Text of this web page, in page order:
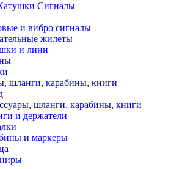
Сигналы
и вибро сигналы
жилеты
и лини
шланги, карабины, книги
шланги, карабины, книги
и держатели
и маркеры